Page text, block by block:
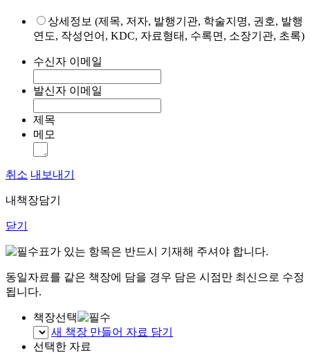
상세정보 (제목, 저자, 발행기관, 학술지명, 권호, 발행
연도, 작성언어, KDC, 자료형태, 수록면, 소장기관, 초록)
수신자 이메일
발신자 이메일
제목
메모
취소 내보내기
내책장담기
닫기
표가 있는 항목은 반드시 기재해 주셔야 합니다.
동일자료를 같은 책장에 담을 경우 담은 시점만 최신으로 수정
됩니다.
책장선택
새 책장 만들어 자료 담기
선택한 자료